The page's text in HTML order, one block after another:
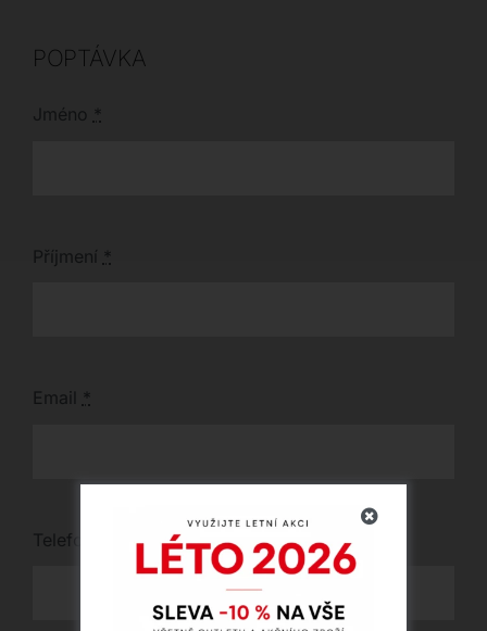
POPTÁVKA
Jméno *
Příjmení *
Email *
Telefon